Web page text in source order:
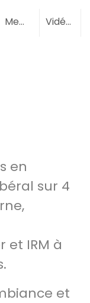
Membres (2)Vidéos
en
sur 4
et IRM à
et